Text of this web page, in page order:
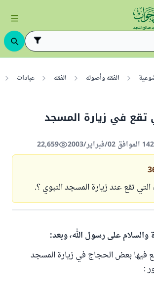
الفقه وأصوله الفقه عبادات
تقع في زيارة المسجد
22,659
تقع عند زيارة المسجد النبوي ؟.
والسلام على رسول الله، وبعد:
فيها بعض الحجاج في زيارة المسجد
: